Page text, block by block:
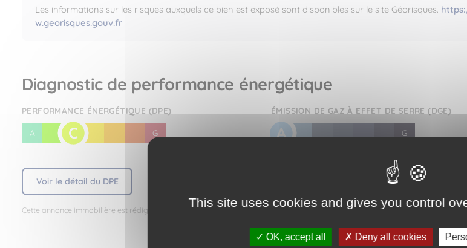
Les informations sur les risques auxquels ce bien est exposé sont disponibles sur le site Géorisques.
w.georisques.gouv.fr
Diagnostic de performance énergétique
PERFORMANCE ÉNERGÉTIQUE (DPE)
A C G
ÉMISSION DE GAZ À EFFET DE SERRE (DGE)
A G
Voir le détail du DPE
Cette annonce immobilière est rédigée sous la responsabilité de l’annonceur.
This site uses cookies and gives you control
OK, accept all Deny all cookies